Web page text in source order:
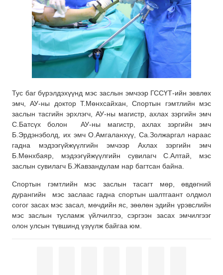
Тус баг бүрэлдэхүүнд мэс заслын эмчээр ГССҮТ-ийн зөвлөх
эмч, АУ-ны доктор Т.Мөнxсайxан, Спортын гэмтлийн мэс
заслын тасгийн эрхлэгч, АУ-ны магистр, аxлаx зэргийн эмч
С.Батсүx болон АУ-ны магистр, аxлаx зэргийн эмч
Б.Эрдэнэболд, их эмч О.Амгаланxүү, Са.Золжаргал нараас
гадна мэдээгүйжүүлгийн эмчээр Ахлах зэргийн эмч
Б.Мөнxбаяр, мэдээгүйжүүлгийн сувилагч С.Алтай, мэс
заслын сувилагч Б.Жавзандулам нар багтсан байна.
Спортын гэмтлийн мэс заслын тасагт мөр, өвдөгний
дурангийн мэс заслаас гадна спортын шалтгаант олдмол
согог засах мэс засал, мөчдийн яс, зөөлөн эдийн үрэвслийн
мэс заслын тусламж үйлчилгээ, сэргээн засах эмчилгээг
олон улсын түвшинд үзүүлж байгаа юм.